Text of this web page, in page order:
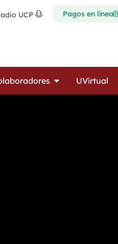
UCP Pagos en línea
OpenUVirtual